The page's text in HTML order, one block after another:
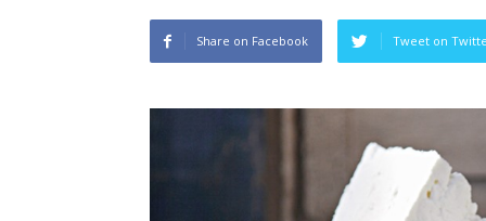
Share on Facebook Tweet on